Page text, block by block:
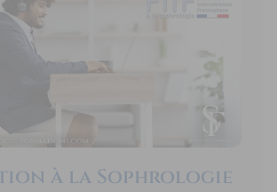
à la Sophrologie